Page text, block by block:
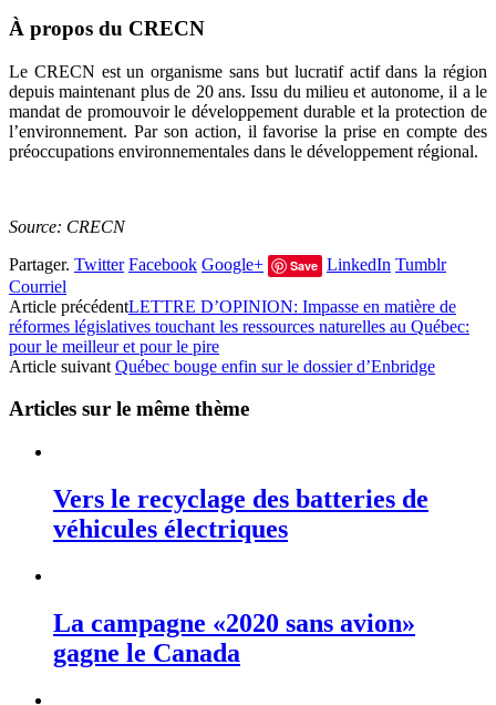
À propos du CRECN
Le CRECN est un organisme sans but lucratif actif dans la région
depuis maintenant plus de 20 ans. Issu du milieu et autonome, il a le
mandat de promouvoir le développement durable et la protection de
l’environnement. Par son action, il favorise la prise en compte des
préoccupations environnementales dans le développement régional.
Source: CRECN
Partager. Twitter Facebook Google+ Save LinkedIn Tumblr
Courriel
Article précédentLETTRE D’OPINION: Impasse en matière de
réformes législatives touchant les ressources naturelles au Québec:
pour le meilleur et pour le pire
Article suivant Québec bouge enfin sur le dossier d’Enbridge
Articles sur le même thème
Vers le recyclage des batteries de
véhicules électriques
La campagne «2020 sans avion»
gagne le Canada